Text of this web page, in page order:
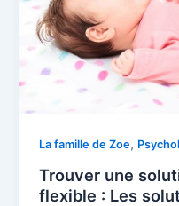
La famille de Zoe,
Trouver une
flexible : Les